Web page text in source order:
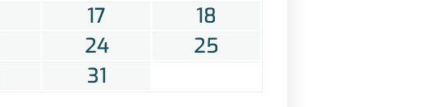
17
18
24
25
31